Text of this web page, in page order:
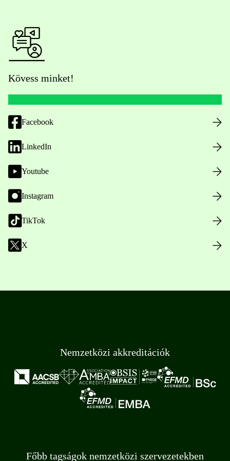
Kövess minket!
Facebook
LinkedIn
Youtube
Instagram
TikTok
X
Nemzetközi akkreditációk
Főbb tagságok nemzetközi szervezetekben